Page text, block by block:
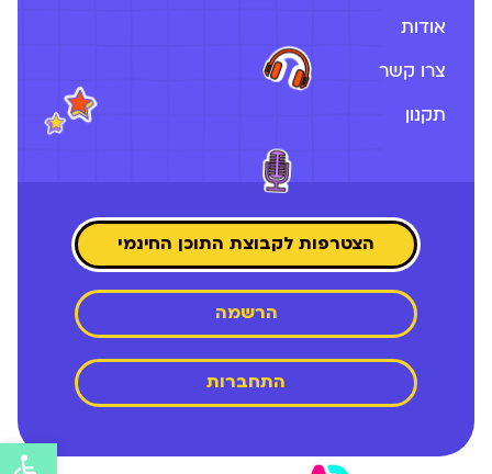
אודות
צרו קשר
תקנון
הצטרפות לקבוצת התוכן החינמי
הרשמה
התחברות